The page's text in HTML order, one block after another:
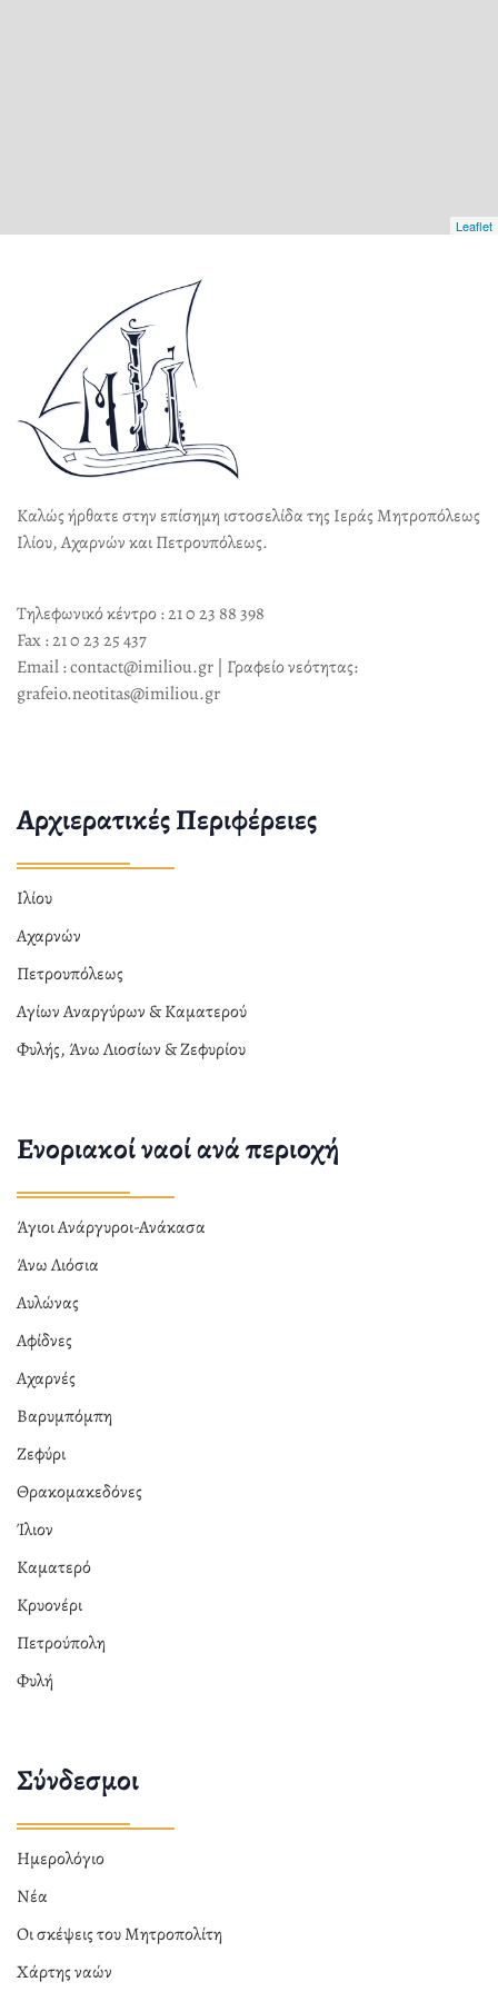
Leaflet
Καλώς ήρθατε στην επίσημη ιστοσελίδα της Ιεράς Μητροπόλεως
Ιλίου, Αχαρνών και Πετρουπόλεως.
Τηλεφωνικό κέντρο : 21 0 23 88 398
Fax : 21 0 23 25 437
Email : contact@imiliou.gr | Γραφείο νεότητας:
grafeio.neotitas@imiliou.gr
Αρχιερατικές Περιφέρειες
Ιλίου
Αχαρνών
Πετρουπόλεως
Αγίων Αναργύρων & Καματερού
Φυλής, Άνω Λιοσίων & Ζεφυρίου
Ενοριακοί ναοί ανά περιοχή
Άγιοι Ανάργυροι-Ανάκασα
Άνω Λιόσια
Αυλώνας
Αφίδνες
Αχαρνές
Βαρυμπόμπη
Ζεφύρι
Θρακομακεδόνες
Ίλιον
Καματερό
Κρυονέρι
Πετρούπολη
Φυλή
Σύνδεσμοι
Ημερολόγιο
Νέα
Οι σκέψεις του Μητροπολίτη
Χάρτης ναών